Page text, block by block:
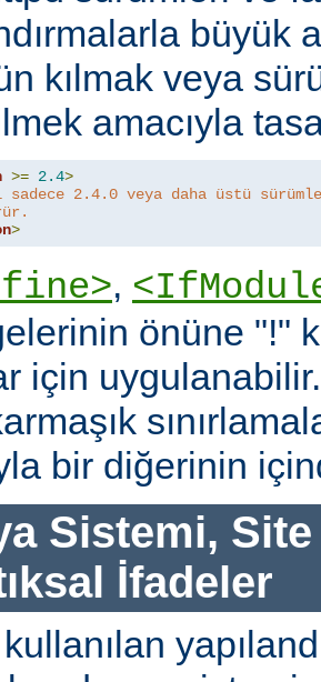
büyük
kılmak veya
amacıyla
>= 2.4>
sadece 2.4.0 veya daha üstü
>
,
önüne "!"
için
bir diğerinin
Sistemi, Site
İfadeler